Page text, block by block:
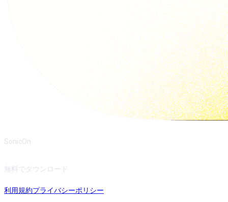
SonicOn
無料でダウンロード
利用規約プライバシーポリシー